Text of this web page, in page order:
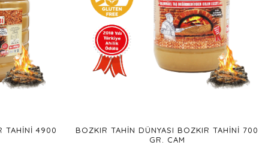
TAHINI 4900
BOZKIR TAHIN DÜNYASI BOZKIR TAHINI 700
GR. CAM